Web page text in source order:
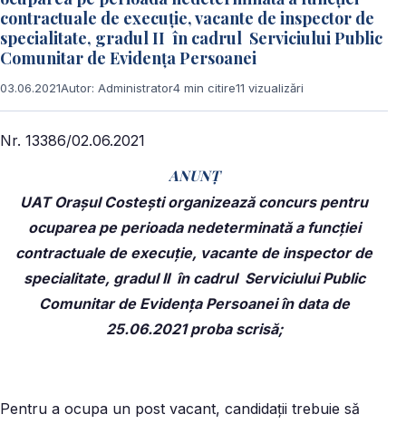
contractuale de execuție, vacante de inspector de
specialitate, gradul II în cadrul Serviciului Public
Comunitar de Evidența Persoanei
03.06.2021Autor: Administrator4 min citire11 vizualizări
Nr. 13386/02.06.2021
ANUNȚ
UAT Orașul Costești organizează concurs pentru
ocuparea pe perioada nedeterminată a funcției
contractuale de execuție, vacante de inspector de
specialitate, gradul II în cadrul Serviciului Public
Comunitar de Evidența Persoaneiîn data de
25.06.2021 proba scrisă;
Pentru a ocupa un post vacant, candidații trebuie să